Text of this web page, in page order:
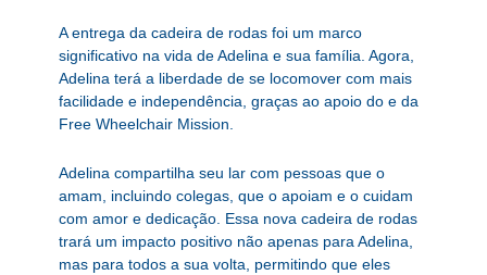
A entrega da cadeira de rodas foi um marco
significativo na vida de Adelina e sua família. Agora,
Adelina terá a liberdade de se locomover com mais
facilidade e independência, graças ao apoio do e da
Free Wheelchair Mission.
Adelina compartilha seu lar com pessoas que o
amam, incluindo colegas, que o apoiam e o cuidam
com amor e dedicação. Essa nova cadeira de rodas
trará um impacto positivo não apenas para Adelina,
mas para todos a sua volta, permitindo que eles